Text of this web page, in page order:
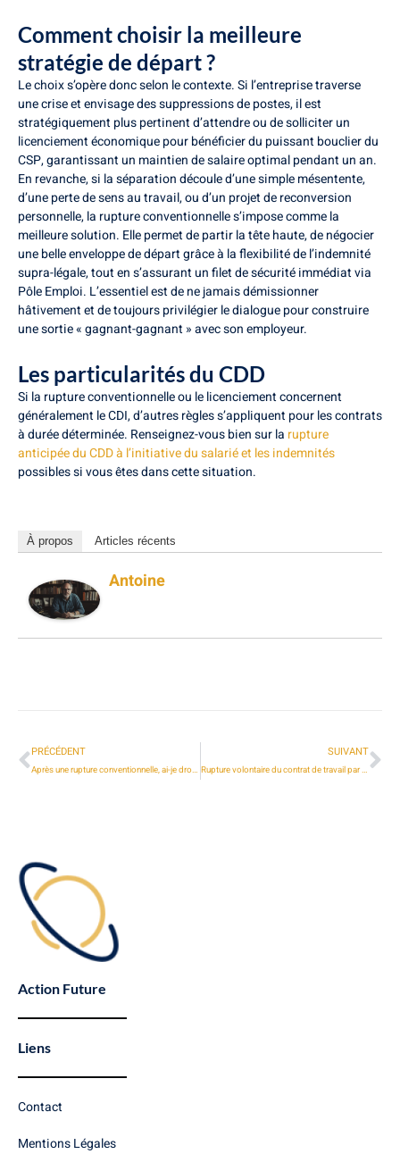
Comment choisir la meilleure
stratégie de départ ?
Le choix s’opère donc selon le contexte. Si l’entreprise traverse
une crise et envisage des suppressions de postes, il est
stratégiquement plus pertinent d’attendre ou de solliciter un
licenciement économique pour bénéficier du puissant bouclier du
CSP, garantissant un maintien de salaire optimal pendant un an.
En revanche, si la séparation découle d’une simple mésentente,
d’une perte de sens au travail, ou d’un projet de reconversion
personnelle, la rupture conventionnelle s’impose comme la
meilleure solution. Elle permet de partir la tête haute, de négocier
une belle enveloppe de départ grâce à la flexibilité de l’indemnité
supra-légale, tout en s’assurant un filet de sécurité immédiat via
Pôle Emploi. L’essentiel est de ne jamais démissionner
hâtivement et de toujours privilégier le dialogue pour construire
une sortie « gagnant-gagnant » avec son employeur.
Les particularités du CDD
Si la rupture conventionnelle ou le licenciement concernent
généralement le CDI, d’autres règles s’appliquent pour les contrats
à durée déterminée. Renseignez-vous bien sur la rupture
anticipée du CDD à l’initiative du salarié et les indemnités
possibles si vous êtes dans cette situation.
À propos Articles récents
Antoine
PRÉCÉDENT
Après une rupture conventionnelle, ai-je droit au chômage ?
SUIVANT
Rupture volontaire du contrat de travail par le salarié : mode d’emploi
Action Future
Liens
Contact
Mentions Légales